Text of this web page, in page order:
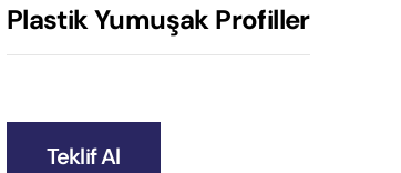
Plastik Yumuşak Profiller
Teklif Al